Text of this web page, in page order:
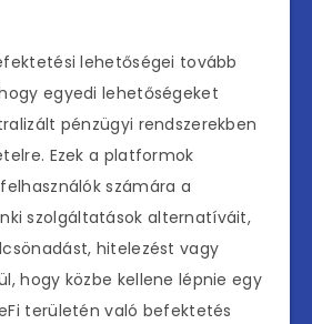
lehetőségei tovább
egyedi lehetőségeket
pénzügyi rendszerekben
Ezek a platformok
számára a
szolgáltatások alternatíváit,
hitelezést vagy
hogy közbe kellene lépnie egy
területén való befektetés